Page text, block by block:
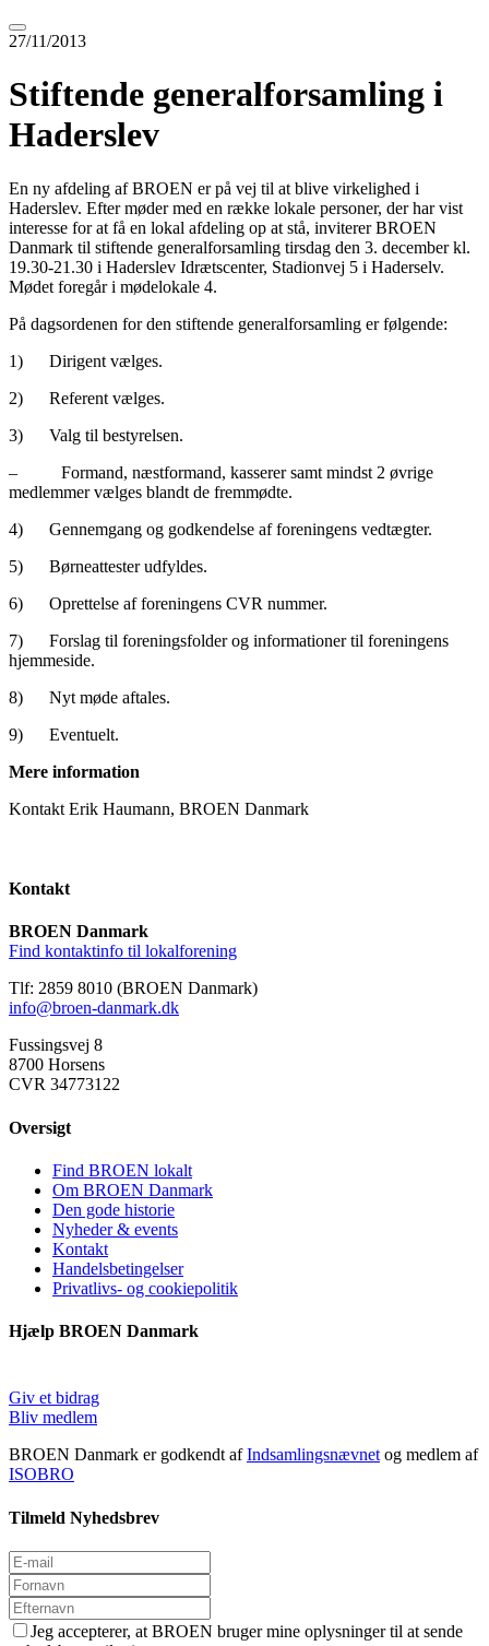
27/11/2013
Stiftende generalforsamling i
Haderslev
En ny afdeling af BROEN er på vej til at blive virkelighed i
Haderslev. Efter møder med en række lokale personer, der har vist
interesse for at få en lokal afdeling op at stå, inviterer BROEN
Danmark til stiftende generalforsamling tirsdag den 3. december kl.
19.30-21.30 i Haderslev Idrætscenter, Stadionvej 5 i Haderselv.
Mødet foregår i mødelokale 4.
På dagsordenen for den stiftende generalforsamling er følgende:
1) Dirigent vælges.
2) Referent vælges.
3) Valg til bestyrelsen.
– Formand, næstformand, kasserer samt mindst 2 øvrige
medlemmer vælges blandt de fremmødte.
4) Gennemgang og godkendelse af foreningens vedtægter.
5) Børneattester udfyldes.
6) Oprettelse af foreningens CVR nummer.
7) Forslag til foreningsfolder og informationer til foreningens
hjemmeside.
8) Nyt møde aftales.
9) Eventuelt.
Mere information
Kontakt Erik Haumann, BROEN Danmark
Kontakt
BROEN Danmark
Find kontaktinfo til lokalforening
Tlf: 2859 8010 (BROEN Danmark)
info@broen-danmark.dk
Fussingsvej 8
8700 Horsens
CVR 34773122
Oversigt
Find BROEN lokalt
Om BROEN Danmark
Den gode historie
Nyheder & events
Kontakt
Handelsbetingelser
Privatlivs- og cookiepolitik
Hjælp BROEN Danmark
Giv et bidrag
Bliv medlem
BROEN Danmark er godkendt afIndsamlingsnævnetog medlem af
ISOBRO
Tilmeld Nyhedsbrev
Jeg accepterer, at BROEN bruger mine oplysninger til at sende